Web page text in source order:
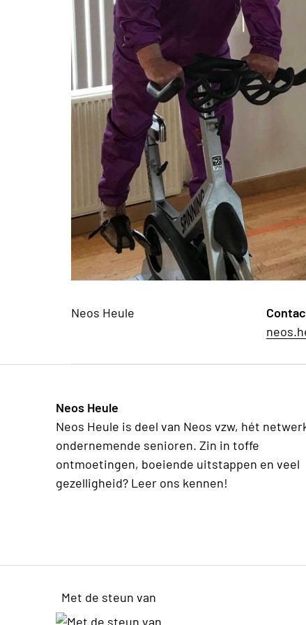
Neos Heule
Neos Heule
Neos Heule is deel van Neos vzw, hét
ondernemende senioren. Zin in toffe
ontmoetingen, boeiende uitstappen en veel
gezelligheid? Leer ons kennen!
Met de steun van